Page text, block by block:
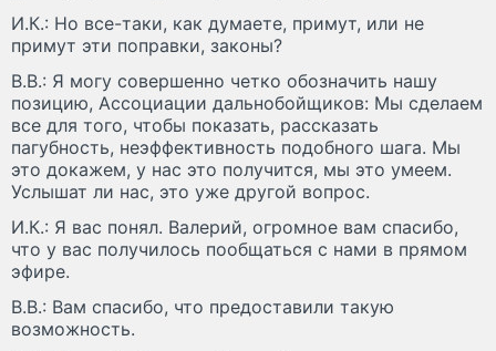
И.К.: Но все-таки, как думаете, примут, или не
примут эти поправки, законы?
В.В.: Я могу совершенно четко обозначить нашу
позицию, Ассоциации дальнобойщиков: Мы сделаем
все для того, чтобы показать, рассказать
пагубность, неэффективность подобного шага. Мы
это докажем, у нас это получится, мы это умеем.
Услышат ли нас, это уже другой вопрос.
И.К.: Я вас понял. Валерий, огромное вам спасибо,
что у вас получилось пообщаться с нами в прямом
эфире.
В.В.: Вам спасибо, что предоставили такую
возможность.